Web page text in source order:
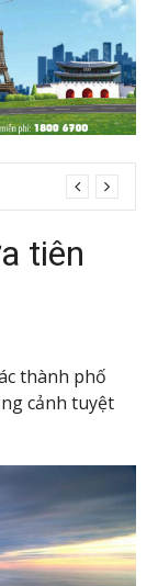
tiên
thành phố
cảnh tuyệt